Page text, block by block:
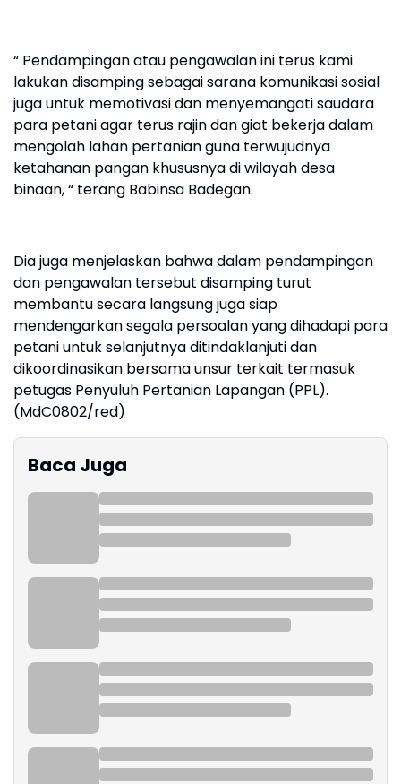
“ Pendampingan atau pengawalan ini terus kami
lakukan disamping sebagai sarana komunikasi sosial
juga untuk memotivasi dan menyemangati saudara
para petani agar terus rajin dan giat bekerja dalam
mengolah lahan pertanian guna terwujudnya
ketahanan pangan khususnya di wilayah desa
binaan, “ terang Babinsa Badegan.
Dia juga menjelaskan bahwa dalam pendampingan
dan pengawalan tersebut disamping turut
membantu secara langsung juga siap
mendengarkan segala persoalan yang dihadapi para
petani untuk selanjutnya ditindaklanjuti dan
dikoordinasikan bersama unsur terkait termasuk
petugas Penyuluh Pertanian Lapangan (PPL).
(MdC0802/red)
Baca Juga